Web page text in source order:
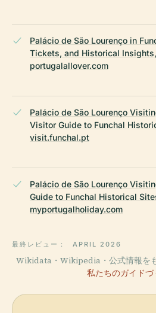
Palácio de São Lourenço in
Tickets, and Historical
portugalallover.com
Palácio de São Lourenço
Visitor Guide to Funchal
visit.funchal.pt
Palácio de São Lourenço
Guide to Funchal Historical
myportugalholiday.com
最終レビュー： APRIL 2026
Wikidata・Wikipedia・公式情報をも
私たちのガイド